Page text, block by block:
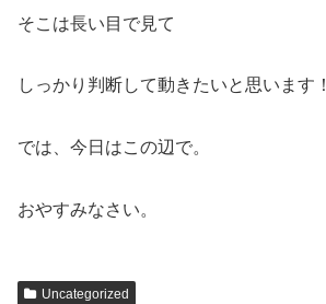
そこは長い目で見て
しっかり判断して動きたいと思います！
では、今日はこの辺で。
おやすみなさい。
Uncategorized